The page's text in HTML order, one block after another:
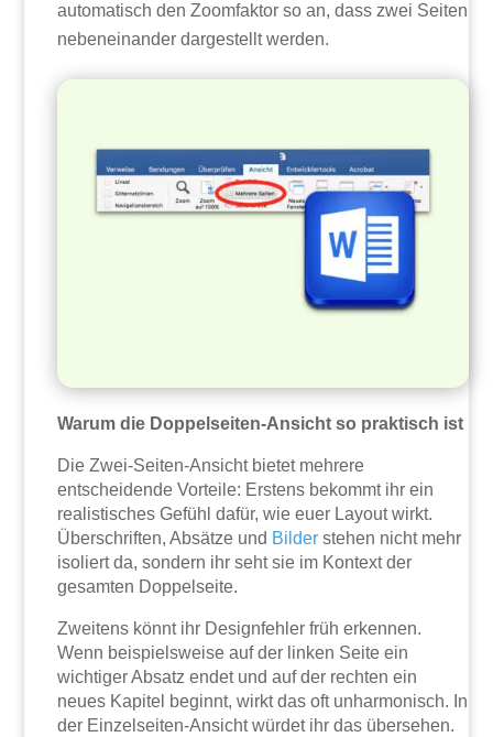
automatisch den Zoomfaktor so an, dass zwei Seiten
nebeneinander dargestellt werden.
Warum die Doppelseiten-Ansicht so praktisch ist
Die Zwei-Seiten-Ansicht bietet mehrere
entscheidende Vorteile: Erstens bekommt ihr ein
realistisches Gefühl dafür, wie euer Layout wirkt.
Überschriften, Absätze und Bilder stehen nicht mehr
isoliert da, sondern ihr seht sie im Kontext der
gesamten Doppelseite.
Zweitens könnt ihr Designfehler früh erkennen.
Wenn beispielsweise auf der linken Seite ein
wichtiger Absatz endet und auf der rechten ein
neues Kapitel beginnt, wirkt das oft unharmonisch. In
der Einzelseiten-Ansicht würdet ihr das übersehen.